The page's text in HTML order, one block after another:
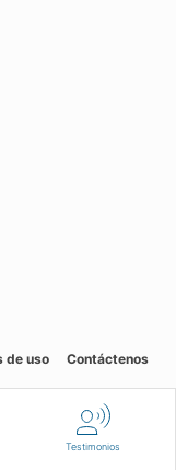
Testimonios
de uso Contáctenos